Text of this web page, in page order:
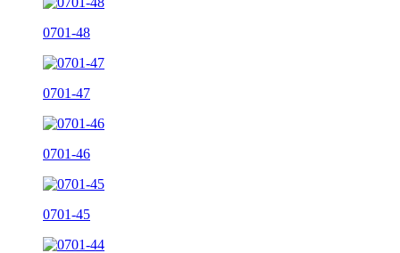
0701-48
0701-47
0701-46
0701-45